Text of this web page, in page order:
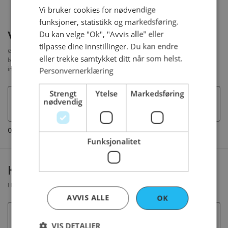
Vil du ha tekst på kaken?
Ønsker du både bilde og tekst på kaken, anbefaler vi å korte ned teksten for
best resultat. Unngå å bruke emoji eller andre ikoner da konditoren ikke
inkluderer disse i teksten.
0/40 tegn
Kommentar til bestillingen:
Her kan du legge inn en beskjed til ordrekontoret vedr bestillingen
Vi bruker cookies for nødvendige
funksjoner, statistikk og markedsføring.
Du kan velge "Ok", "Avvis alle" eller
tilpasse dine innstillinger. Du kan endre
eller trekke samtykket ditt når som helst.
Personvernerklæring
Strengt
nødvendig
Ytelse Markedsføring
Funksjonalitet
OK
AVVIS ALLE
VIS DETALJER